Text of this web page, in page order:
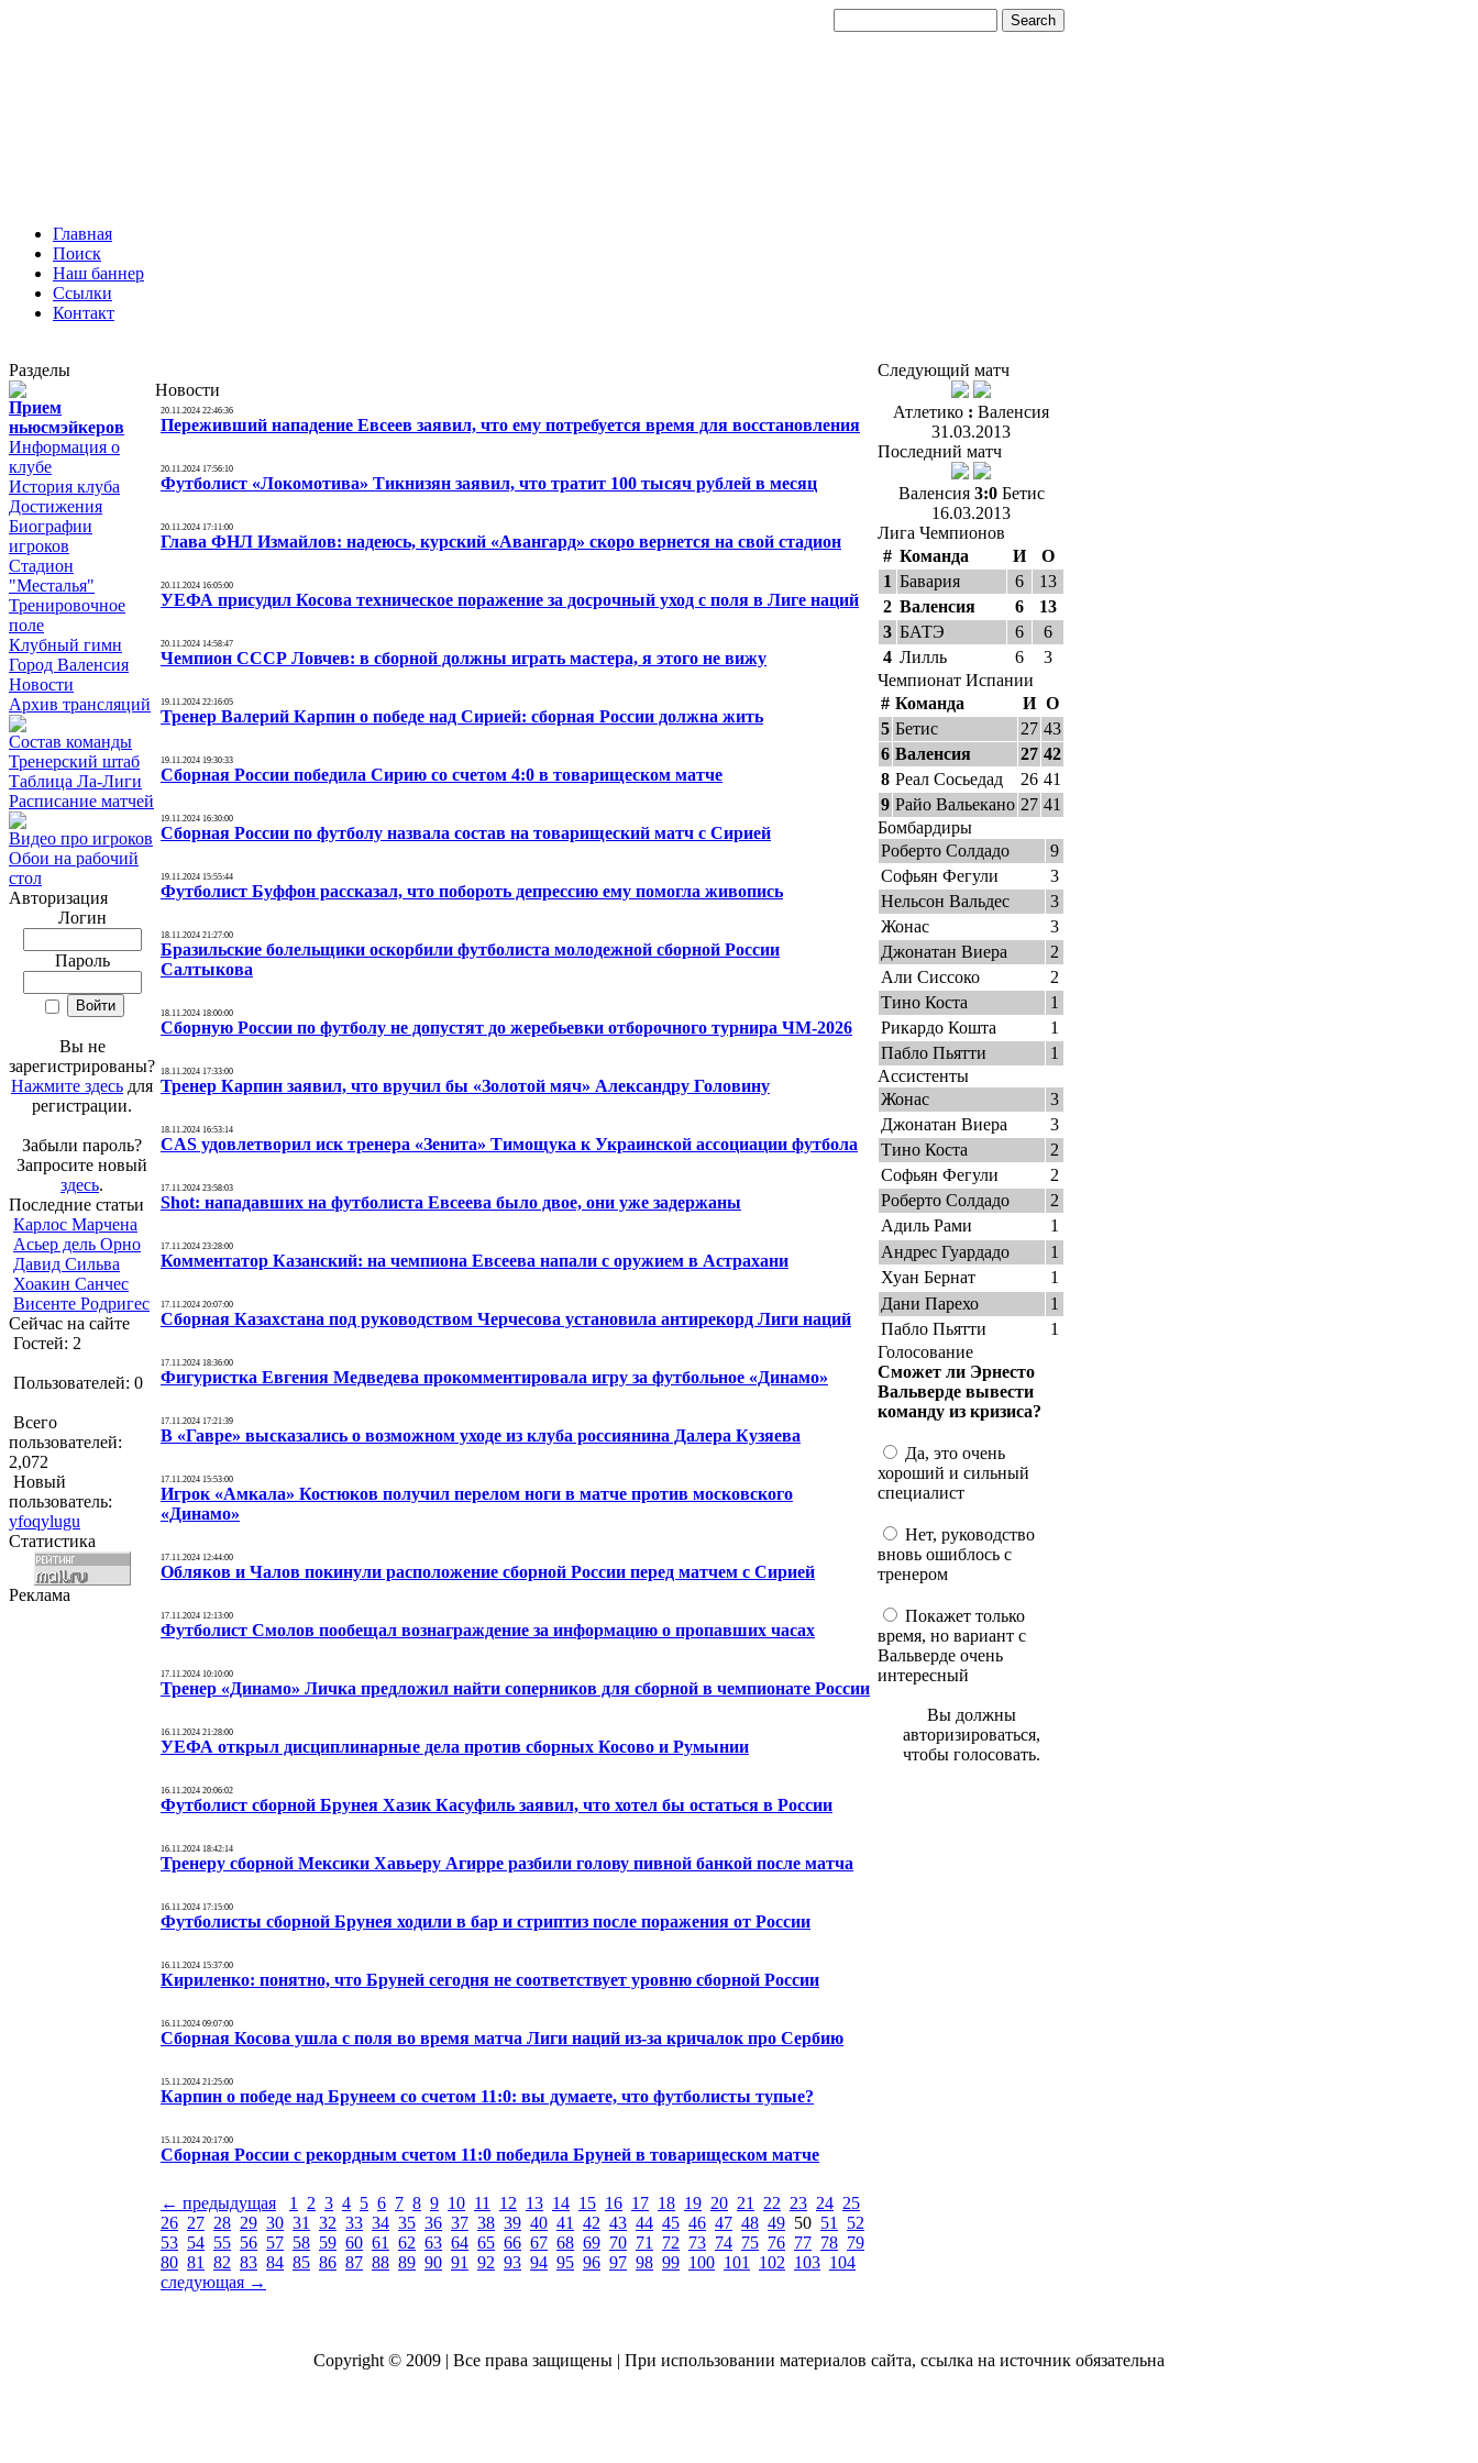
Главная
Поиск
Наш баннер
Ссылки
Контакт
Разделы
Прием
ньюсмэйкеров
Информация о
клубе
История клуба
Достижения
Биографии
игроков
Стадион
"Месталья"
Тренировочное
поле
Клубный гимн
Город Валенсия
Новости
Архив трансляций
Состав команды
Тренерский штаб
Таблица Ла-Лиги
Расписание матчей
Видео про игроков
Обои на рабочий
стол
Авторизация
Логин
Пароль
Вы не
зарегистрированы?
Нажмите здесь для
регистрации.
Забыли пароль?
Запросите новый
здесь.
Последние статьи
Карлос Марчена
Асьер дель Орно
Давид Сильва
Хоакин Санчес
Висенте Родригес
Сейчас на сайте
Гостей: 2
Пользователей: 0
Всего
пользователей:
2,072
Новый
пользователь:
yfoqylugu
Статистика
Реклама
Новости
20.11.2024 22:46:36
Переживший нападение Евсеев заявил, что ему потребуется время для восстановления
20.11.2024 17:56:10
Футболист «Локомотива» Тикнизян заявил, что тратит 100 тысяч рублей в месяц
20.11.2024 17:11:00
Глава ФНЛ Измайлов: надеюсь, курский «Авангард» скоро вернется на свой стадион
20.11.2024 16:05:00
УЕФА присудил Косова техническое поражение за досрочный уход с поля в Лиге наций
20.11.2024 14:58:47
Чемпион СССР Ловчев: в сборной должны играть мастера, я этого не вижу
19.11.2024 22:16:05
Тренер Валерий Карпин о победе над Сирией: сборная России должна жить
19.11.2024 19:30:33
Сборная России победила Сирию со счетом 4:0 в товарищеском матче
19.11.2024 16:30:00
Сборная России по футболу назвала состав на товарищеский матч с Сирией
19.11.2024 15:55:44
Футболист Буффон рассказал, что побороть депрессию ему помогла живопись
18.11.2024 21:27:00
Бразильские болельщики оскорбили футболиста молодежной сборной России
Салтыкова
18.11.2024 18:00:00
Сборную России по футболу не допустят до жеребьевки отборочного турнира ЧМ-2026
18.11.2024 17:33:00
Тренер Карпин заявил, что вручил бы «Золотой мяч» Александру Головину
18.11.2024 16:53:14
CAS удовлетворил иск тренера «Зенита» Тимощука к Украинской ассоциации футбола
17.11.2024 23:58:03
Shot: нападавших на футболиста Евсеева было двое, они уже задержаны
17.11.2024 23:28:00
Комментатор Казанский: на чемпиона Евсеева напали с оружием в Астрахани
17.11.2024 20:07:00
Сборная Казахстана под руководством Черчесова установила антирекорд Лиги наций
17.11.2024 18:36:00
Фигуристка Евгения Медведева прокомментировала игру за футбольное «Динамо»
17.11.2024 17:21:39
В «Гавре» высказались о возможном уходе из клуба россиянина Далера Кузяева
17.11.2024 15:53:00
Игрок «Амкала» Костюков получил перелом ноги в матче против московского
«Динамо»
17.11.2024 12:44:00
Обляков и Чалов покинули расположение сборной России перед матчем с Сирией
17.11.2024 12:13:00
Футболист Смолов пообещал вознаграждение за информацию о пропавших часах
17.11.2024 10:10:00
Тренер «Динамо» Личка предложил найти соперников для сборной в чемпионате России
16.11.2024 21:28:00
УЕФА открыл дисциплинарные дела против сборных Косово и Румынии
16.11.2024 20:06:02
Футболист сборной Брунея Хазик Касуфиль заявил, что хотел бы остаться в России
16.11.2024 18:42:14
Тренеру сборной Мексики Хавьеру Агирре разбили голову пивной банкой после матча
16.11.2024 17:15:00
Футболисты сборной Брунея ходили в бар и стриптиз после поражения от России
16.11.2024 15:37:00
Кириленко: понятно, что Бруней сегодня не соответствует уровню сборной России
16.11.2024 09:07:00
Сборная Косова ушла с поля во время матча Лиги наций из-за кричалок про Сербию
15.11.2024 21:25:00
Карпин о победе над Брунеем со счетом 11:0: вы думаете, что футболисты тупые?
15.11.2024 20:17:00
Сборная России с рекордным счетом 11:0 победила Бруней в товарищеском матче
← предыдущая 1 2 3 4 5 6 7 8 9 10 11 12 13 14 15 16 17 18 19 20 21 22 23 24 25
26 27 28 29 30 31 32 33 34 35 36 37 38 39 40 41 42 43 44 45 46 47 48 49 50 51
52
53 54 55 56 57 58 59 60 61 62 63 64 65 66 67 68 69 70 71 72 73 74 75 76 77 78 79
80 81 82 83 84 85 86 87 88 89 90 91 92 93 94 95 96 97 98 99 100 101 102 103 104
следующая →
Следующий матч
Атлетико : Валенсия
31.03.2013
Последний матч
Валенсия3:0 Бетис
16.03.2013
Лига Чемпионов
# Команда И
О
1 Бавария 6
13
2 Валенсия 6
13
3 БАТЭ 6
6
4 Лилль 6
3
Чемпионат Испании
# Команда И О
5 Бетис 27 43
6 Валенсия 27 42
8 Реал Сосьедад 26 41
9 Райо Вальекано 27 41
Бомбардиры
Роберто Солдадо
9
Софьян Фегули
3
Нельсон Вальдес
3
Жонас
3
Джонатан Виера
2
Али Сиссоко
2
Тино Коста
1
Рикардо Кошта
1
Пабло Пьятти
1
Ассистенты
Жонас
3
Джонатан Виера
3
Тино Коста
2
Софьян Фегули
2
Роберто Солдадо
2
Адиль Рами
1
Андрес Гуардадо
1
Хуан Бернат
1
Дани Парехо
1
Пабло Пьятти
1
Голосование
Сможет ли Эрнесто
Вальверде вывести
команду из кризиса?
Да, это очень
хороший и сильный
специалист
Нет, руководство
вновь ошиблось с
тренером
Покажет только
время, но вариант с
Вальверде очень
интересный
Вы должны
авторизироваться,
чтобы голосовать.
Copyright © 2009 | Все права защищены | При использовании материалов сайта, ссылка на источник обязательна